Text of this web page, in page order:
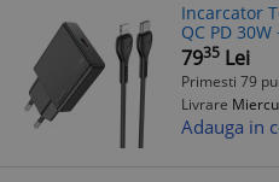
Incarcator
QC PD
Black
7935 Lei
Primesti 79
Livrare
Adauga in